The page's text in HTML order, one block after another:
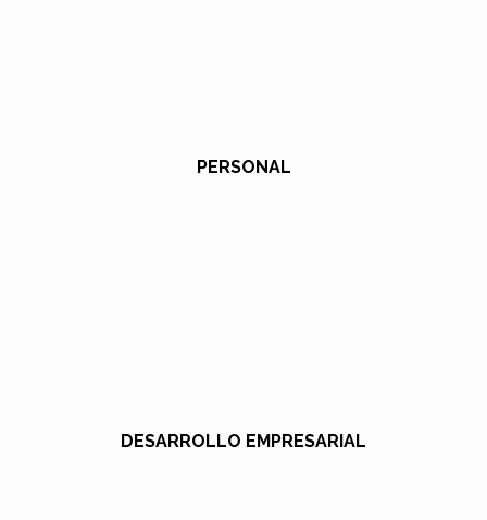
PERSONAL
DESARROLLO EMPRESARIAL